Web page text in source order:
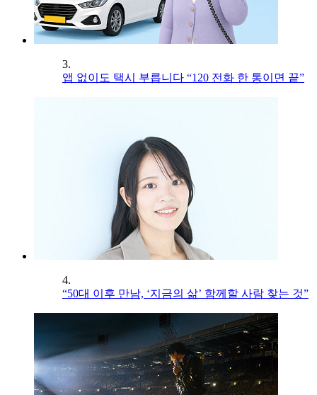
3.
앱 없이도 택시 부릅니다 “120 전화 한 통이면 끝”
4.
“50대 이후 만남, ‘지금의 삶’ 함께할 사람 찾는 것”